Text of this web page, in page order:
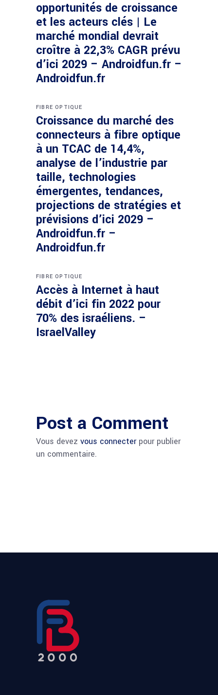
opportunités de croissance
et les acteurs clés | Le
marché mondial devrait
croître à 22,3% CAGR prévu
d’ici 2029 – Androidfun.fr –
Androidfun.fr
FIBRE OPTIQUE
Croissance du marché des
connecteurs à fibre optique
à un TCAC de 14,4%,
analyse de l’industrie par
taille, technologies
émergentes, tendances,
projections de stratégies et
prévisions d’ici 2029 –
Androidfun.fr –
Androidfun.fr
FIBRE OPTIQUE
Accès à Internet à haut
débit d’ici fin 2022 pour
70% des israéliens. –
IsraelValley
Post a Comment
Vous devez vous connecterpour publier
un commentaire.